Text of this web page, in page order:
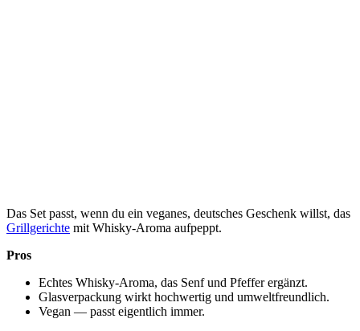
Das Set passt, wenn du ein veganes, deutsches Geschenk willst, das
Grillgerichte mit Whisky-Aroma aufpeppt.
Pros
Echtes Whisky-Aroma, das Senf und Pfeffer ergänzt.
Glasverpackung wirkt hochwertig und umweltfreundlich.
Vegan — passt eigentlich immer.